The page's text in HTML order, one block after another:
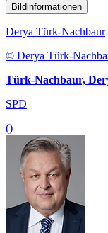
Bildinformationen
Derya Türk-Nachbaur
© Derya Türk-
Türk-Nachbaur,
SPD
()